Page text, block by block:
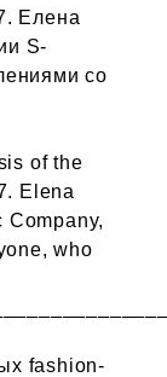
Елена
S-
со
of the
Elena
Company,
who
fashion-